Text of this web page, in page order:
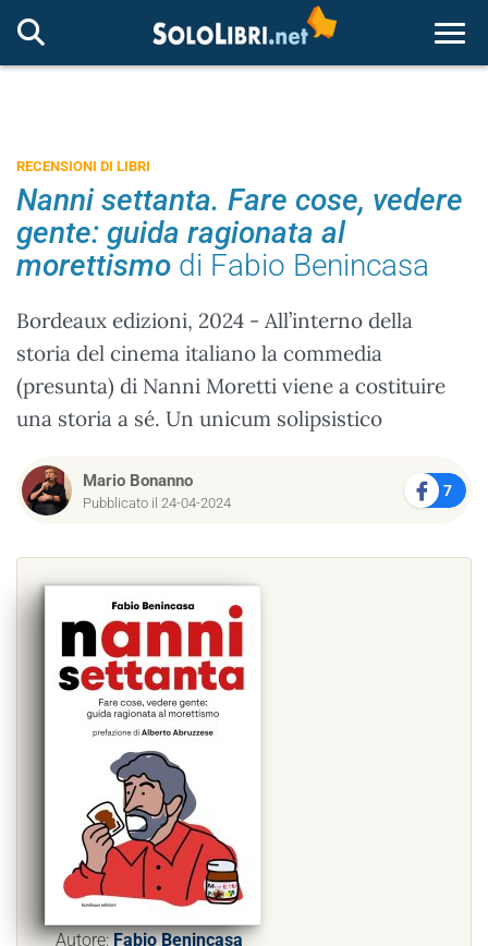
RECENSIONI DI LIBRI
Nanni settanta. Fare cose, vedere
gente: guida ragionata al
morettismo di Fabio Benincasa
Bordeaux edizioni, 2024 - All’interno della
storia del cinema italiano la commedia
(presunta) di Nanni Moretti viene a costituire
una storia a sé. Un unicum solipsistico
Mario Bonanno
Pubblicato il 24-04-2024
7
Autore:Fabio Benincasa